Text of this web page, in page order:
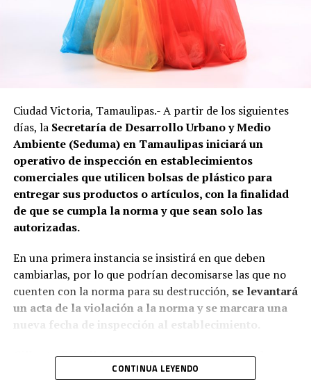
En este accidente una persona perdió la vida, siendo
trasladado su cuerpo a las instalaciones del SEMEFO.
Las unidades fueron retiradas del lugar,
Fotos: Internet
Ciudad Victoria, Tamaulipas.- A partir de los siguientes
días, la Secretaría de Desarrollo Urbano y Medio
Ambiente (Seduma) en Tamaulipas iniciará un
operativo de inspección en establecimientos
comerciales que utilicen bolsas de plástico para
entregar sus productos o artículos, con la finalidad
de que se cumpla la norma y que sean solo las
autorizadas.
En una primera instancia se insistirá en que deben
cambiarlas, por lo que podrían decomisarse las que no
cuenten con la norma para su destrucción, se levantará
un acta de la violación a la norma y se marcara una
nueva fecha de inspección al establecimiento.
Gilberto Estrella Hernández, secretario de Seduma
, señaló que no se trata de acciones
CONTINUA LEYENDO